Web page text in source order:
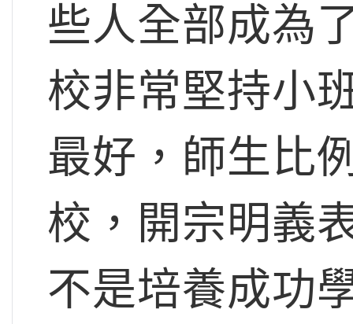
些人全部成為
校非常堅持小
最好，師生比
校，開宗明義
不是培養成功